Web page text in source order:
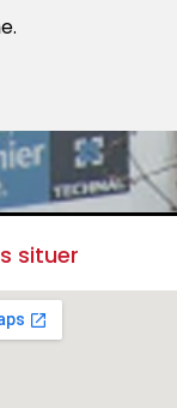
situer